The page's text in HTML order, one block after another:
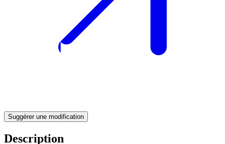
Suggérer une modification
Description